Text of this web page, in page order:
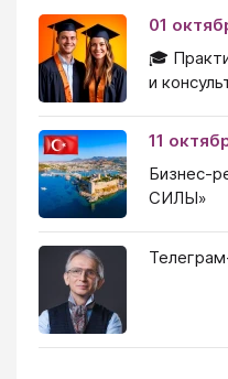
01
🎓
и
11
Бизнес-
СИЛЫ»